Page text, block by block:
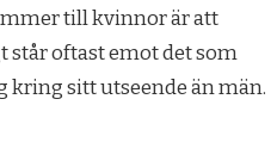
till kvinnor är att
står oftast emot det som
kring sitt utseende än män.